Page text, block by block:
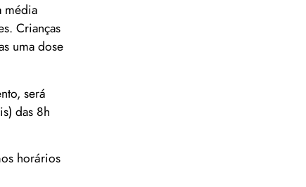
média
Crianças
uma dose
será
das 8h
horários